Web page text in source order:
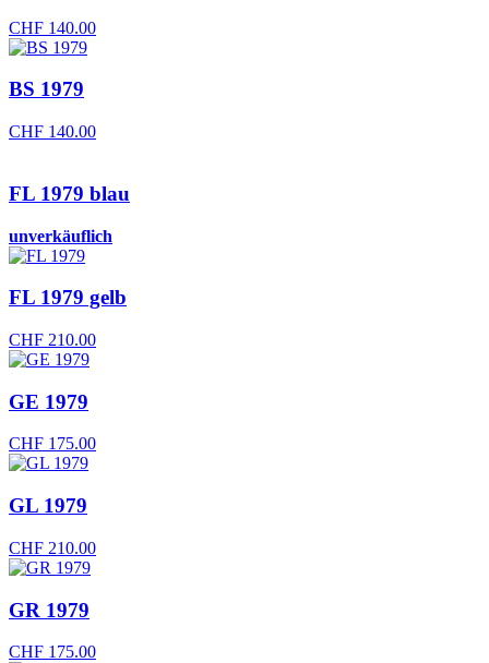
CHF 140.00
BS 1979
CHF 140.00
FL 1979 blau
unverkäuflich
FL 1979 gelb
CHF 210.00
GE 1979
CHF 175.00
GL 1979
CHF 210.00
GR 1979
CHF 175.00